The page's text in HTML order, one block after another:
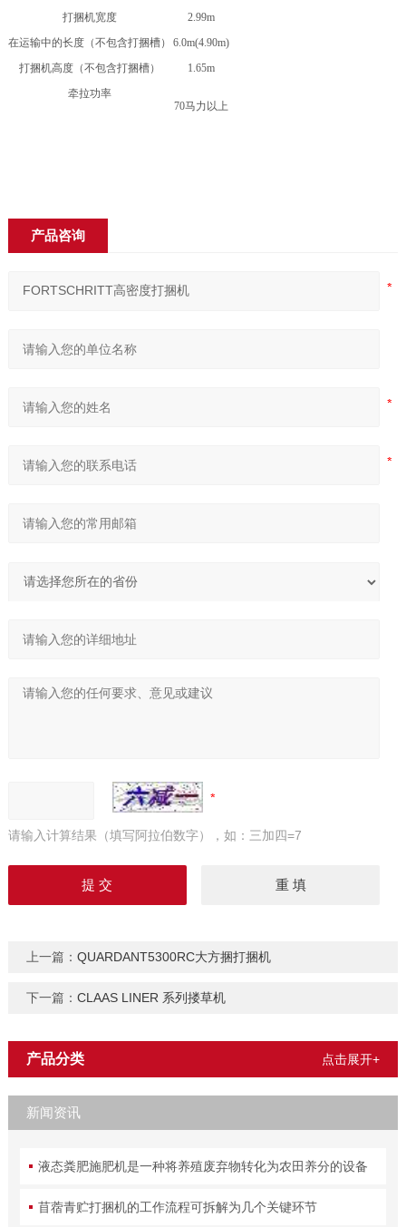
打捆机宽度
2.99m
在运输中的长度（不包含打捆槽）
6.0m(4.90m)
打捆机高度（不包含打捆槽）
1.65m
牵拉功率
70马力以上
产品咨询
请输入计算结果（填写阿拉伯数字），如：三加四=7
上一篇： QUARDANT5300RC大方捆打捆机
下一篇： CLAAS LINER 系列搂草机
产品分类 点击展开+
新闻资讯
液态粪肥施肥机是一种将养殖废弃物转化为农田养分的设备
苜蓿青贮打捆机的工作流程可拆解为几个关键环节